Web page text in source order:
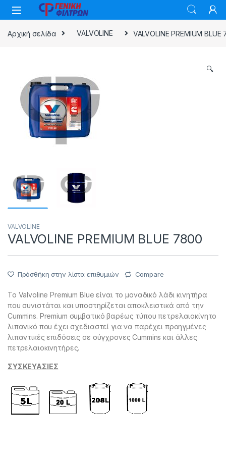
Skip to navigation
Skip to content
Αρχική σελίδα VALVOLINE VALVOLINE PREMIUM BLUE
🔍
VALVOLINE
VALVOLINE PREMIUM BLUE 7800
Πρόσθήκη στην λίστα επιθυμιών Compare
Το Valvoline Premium Blue είναι το μοναδικό λάδι κινητήρα
που συνιστάται και υποστηρίζεται αποκλειστικά από την
Cummins. Premium συμβατικό βαρέως τύπου πετρελαιοκίνητο
λιπανικό που έχει σχεδιαστεί για να παρέχει προηγμένες
λιπαντικές επιδόσεις σε σύγχρονες Cummins και άλλες
πετρελαιοκινητήρες.
ΣΥΣΚΕΥΑΣΙΕΣ